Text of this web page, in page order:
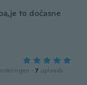
to dočasne
· 7 uploads